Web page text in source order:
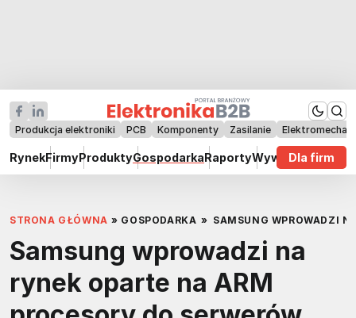
Produkcja elektroniki PCB Komponenty Zasilanie
RynekFirmyProduktyGospodarkaRaportyWywiadyDla firm
STRONA GŁÓWNA » GOSPODARKA » SAMSUNG WPROWADZI
Samsung wprowadzi na
rynek oparte na ARM